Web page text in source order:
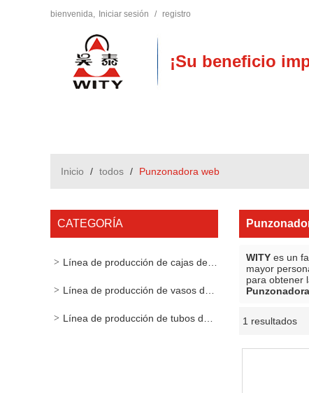
bienvenida, Iniciar sesión / registro
¡Su beneficio
Inicio / todos / Punzonadora web
CATEGORÍA
Línea de producción de cajas de cartón
Línea de producción de vasos de papel
Línea de producción de tubos de papel / recipientes
WITY es un
mayor
para obtener
1 resultados